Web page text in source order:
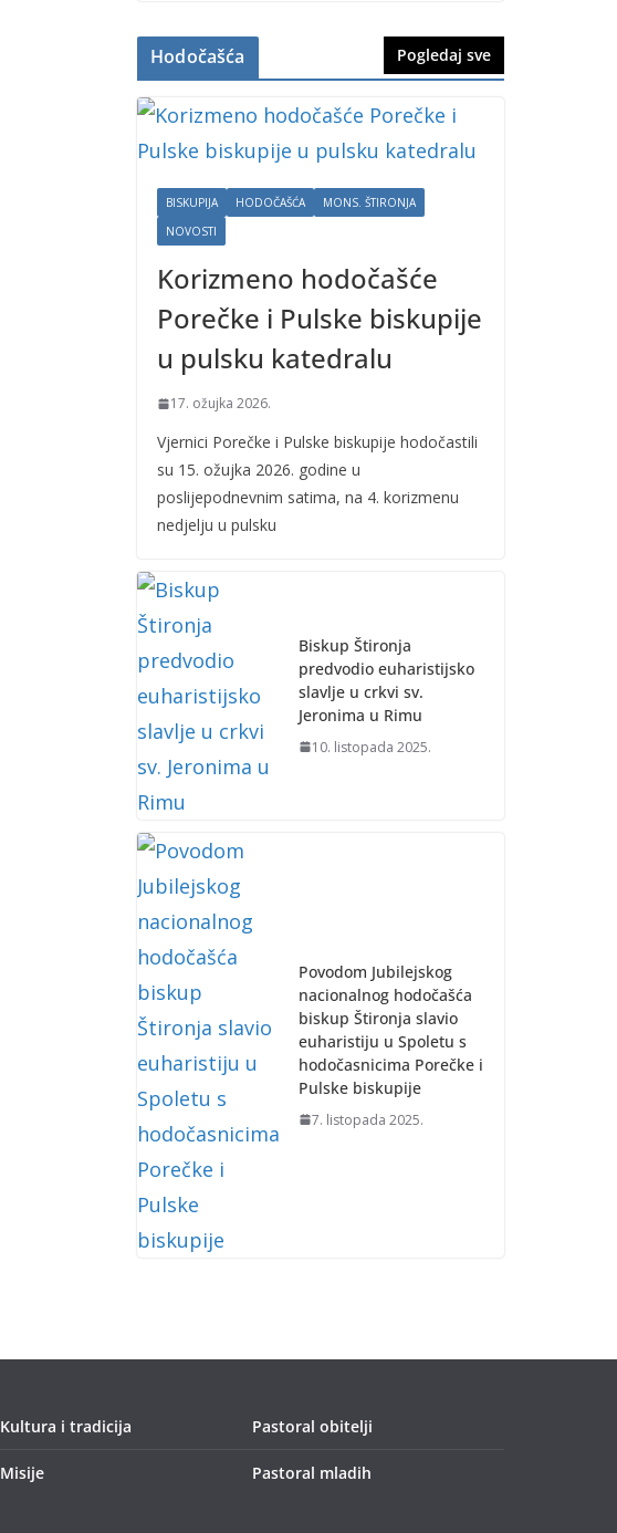
Hodočašća Pogledaj sve
BISKUPIJA HODOČAŠĆA
MONS. ŠTIRONJA
NOVOSTI
Korizmeno hodočašće
Porečke i Pulske biskupije
u pulsku katedralu
17. ožujka 2026.
Vjernici Porečke i Pulske biskupije hodočastili
su 15. ožujka 2026. godine u
poslijepodnevnim satima, na 4. korizmenu
nedjelju u pulsku
Biskup Štironja
predvodio euharistijsko
slavlje u crkvi sv.
Jeronima u Rimu
10. listopada 2025.
Povodom Jubilejskog
nacionalnog hodočašća
biskup Štironja slavio
euharistiju u Spoletu s
hodočasnicima Porečke i
Pulske biskupije
7. listopada 2025.
Kultura i tradicija
Misije
Pastoral obitelji
Pastoral mladih